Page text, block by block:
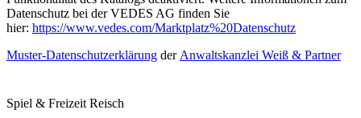
Datenschutz bei der VEDES AG finden Sie
hier: https://www.vedes.com/Marktplatz%20Datenschutz
Muster-Datenschutzerklärung der Anwaltskanzlei Weiß & Partner
Spiel & Freizeit Reisch